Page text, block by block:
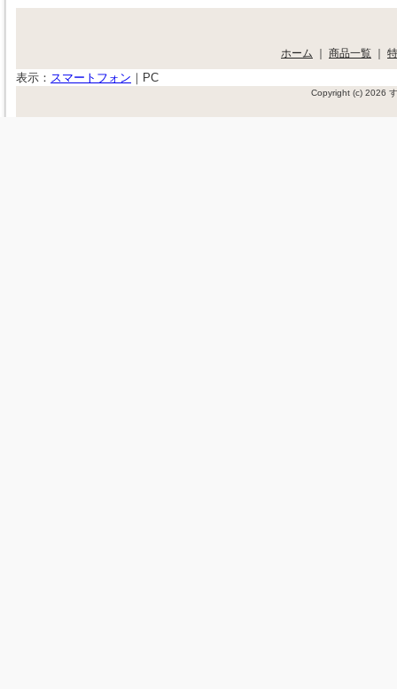
ホーム ｜ 商品一覧 ｜
表示： スマートフォン ｜ PC
Copyright (c) 2026